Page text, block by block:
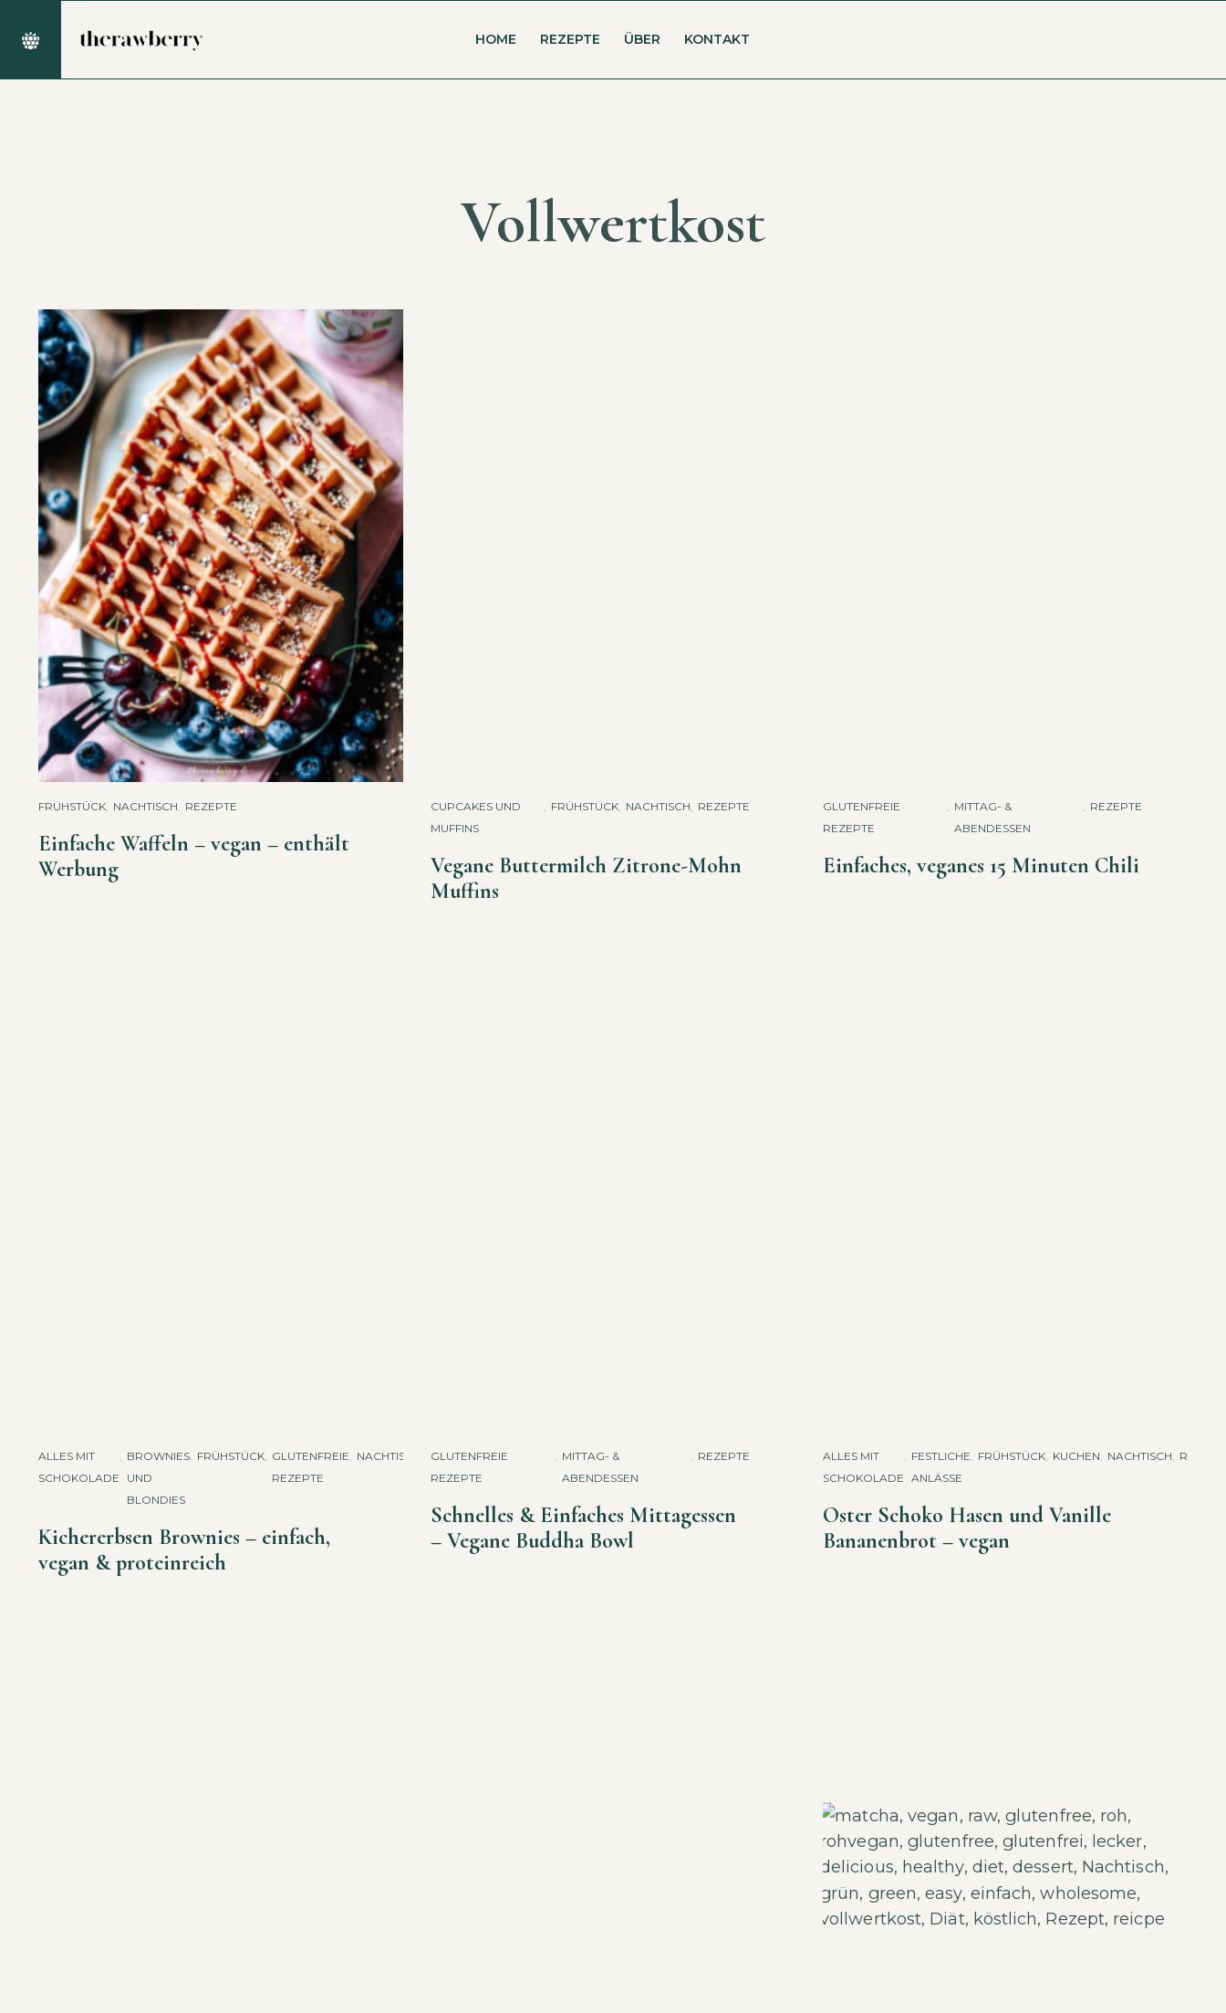
HOME REZEPTE ÜBER KONTAKT
Vollwertkost
FRÜHSTÜCK, NACHTISCH, REZEPTE
Einfache Waffeln – vegan – enthält
Werbung
CUPCAKES UND
MUFFINS
, FRÜHSTÜCK, NACHTISCH, REZEPTE
Vegane Buttermilch Zitrone-Mohn
Muffins
GLUTENFREIE
REZEPTE
, MITTAG- &
ABENDESSEN
, REZEPTE
Einfaches, veganes 15 Minuten Chili
ALLES MIT
SCHOKOLADE
, BROWNIES
UND
BLONDIES
, FRÜHSTÜCK, GLUTENFREIE
REZEPTE
, NACHTISCH REZEPTE
Kichererbsen Brownies – einfach,
vegan & proteinreich
GLUTENFREIE
REZEPTE
, MITTAG- &
ABENDESSEN
, REZEPTE
Schnelles & Einfaches Mittagessen
– Vegane Buddha Bowl
ALLES MIT
SCHOKOLADE
, FESTLICHE
ANLÄSSE
, FRÜHSTÜCK, KUCHEN, NACHTISCH,
Oster Schoko Hasen und Vanille
Bananenbrot – vegan